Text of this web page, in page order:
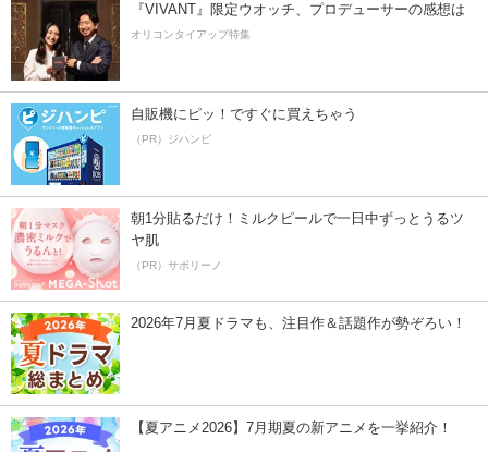
『VIVANT』限定ウオッチ、プロデューサーの感想は
オリコンタイアップ特集
自販機にピッ！ですぐに買えちゃう
（PR）ジハンピ
朝1分貼るだけ！ミルクピールで一日中ずっとうるツ
ヤ肌
（PR）サボリーノ
2026年7月夏ドラマも、注目作＆話題作が勢ぞろい！
【夏アニメ2026】7月期夏の新アニメを一挙紹介！